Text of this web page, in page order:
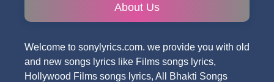
About Us
Welcome to sonylyrics.com. we provide you with old
and new songs lyrics like Films songs lyrics,
Hollywood Films songs lyrics, All Bhakti Songs